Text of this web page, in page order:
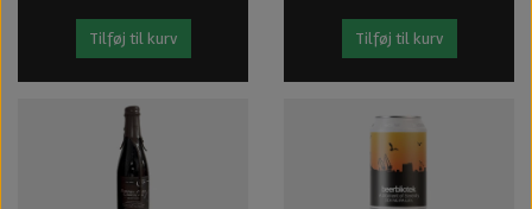
Tilføj til kurv Tilføj til kurv